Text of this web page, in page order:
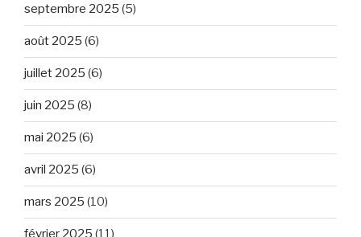
septembre 2025 (5)
août 2025 (6)
juillet 2025 (6)
juin 2025 (8)
mai 2025 (6)
avril 2025 (6)
mars 2025 (10)